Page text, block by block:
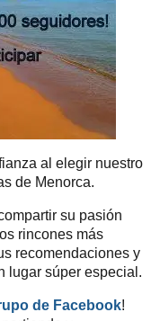
al elegir nuestro
de Menorca.
su pasión
rincones más
recomendaciones y
lugar súper especial.
de Facebook!